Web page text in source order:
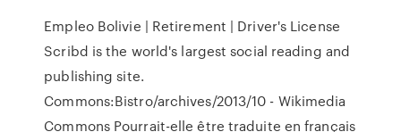
Empleo Bolivie | Retirement | Driver's License
Scribd is the world's largest social reading and
publishing site.
Commons:Bistro/archives/2013/10 - Wikimedia
CommonsPourrait-elle être traduite en français